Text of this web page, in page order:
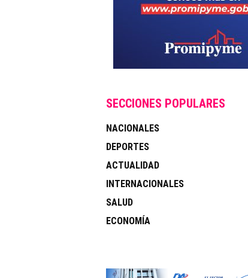
SECCIONES POPULARES
NACIONALES
DEPORTES
ACTUALIDAD
INTERNACIONALES
SALUD
ECONOMÍA